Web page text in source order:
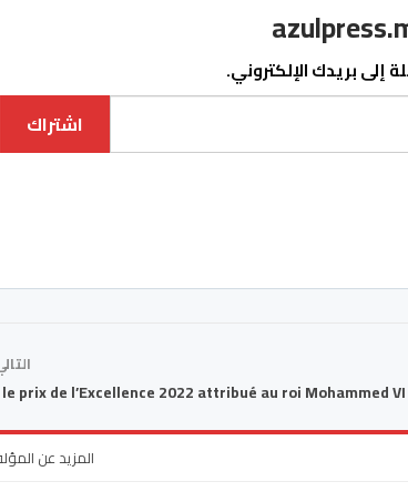
إلى بريدك الإلكتروني.
اشتراك
le prix de l’Excellence 2022 attribué au roi Mohammed VI
المزيد عن